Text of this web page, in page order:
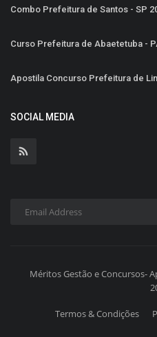
Combo Prefeitura de Santos - SP
Curso Prefeitura de Abaetetuba -
Apostila Concurso Prefeitura de
SOCIAL MEDIA
Méritos Gestão e Concursos-
Termos & Condições